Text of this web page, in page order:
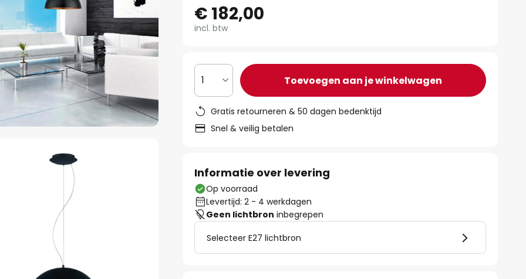
€ 182,00
incl. btw
1 Toevoegen aan je winkelwagen
Gratis retourneren & 50 dagen bedenktijd
Snel & veilig betalen
Informatie over levering
Op voorraad
Levertijd: 2 - 4 werkdagen
Geen lichtbron inbegrepen
Selecteer E27 lichtbron